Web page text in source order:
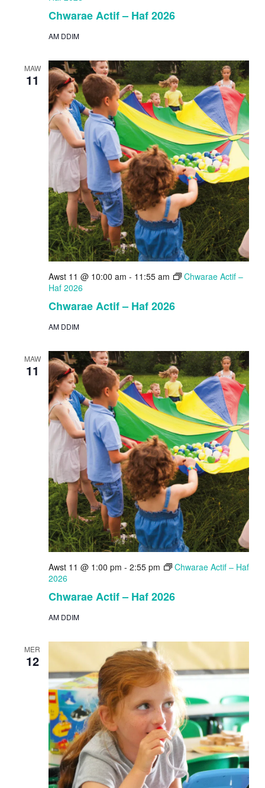
Chwarae Actif – Haf 2026
AM DDIM
MAW
11
Chwarae Actif – Haf 2026
Awst 11 @ 10:00 am - 11:55 am
Chwarae Actif –
Haf 2026
AM DDIM
MAW
11
Chwarae Actif – Haf 2026
Awst 11 @ 1:00 pm - 2:55 pm
Chwarae Actif – Haf
2026
AM DDIM
MER
12